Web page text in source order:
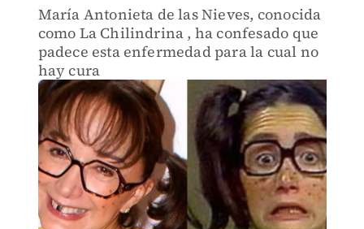
María Antonieta de las Nieves, conocida
como La Chilindrina , ha confesado que
padece esta enfermedad para la cual no
hay cura